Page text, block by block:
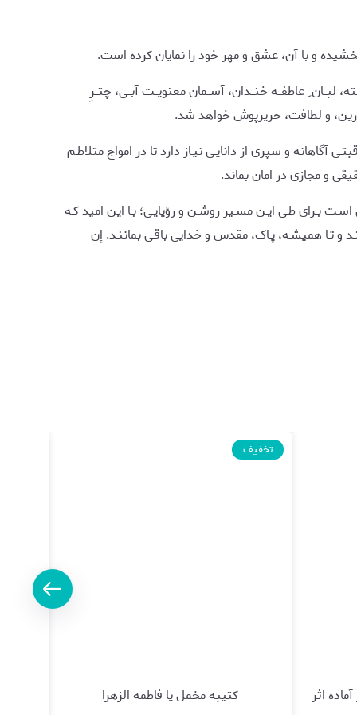
و با آن، عشق و مهر خود را نمایان کرده است.
عاطفــه خنــدان، آســمان معنویــت آبــی، چتــرِ
زرین، و لطافت، حریرپوش خواهد شد.
و سپری از دانایـی نیـاز دارد تا در امواج متلاطـم
و مجازی در امان بماند.
بـرای طـی ایـن مسـیر روشـن و رؤیایـی؛ بـا این امید کـه
و تـا همیشـه، پـاک، مقدس و خدایی باقـی بماننـد. إن
تر از آماده اثر
تخفیف
کتیبه مخمل یا فاطمه الزهرا